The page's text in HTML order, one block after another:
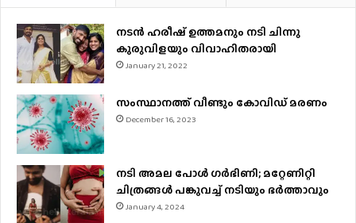
നടന്‍ ഹരീഷ് ഉത്തമനും നടി ചിന്നു
കുരുവിളയും വിവാഹിതരായി
January 21, 2022
സംസ്ഥാനത്ത് വീണ്ടും കോവിഡ് മരണം
December 16, 2023
നടി അമല പോൾ ​ഗർഭിണി; മറ്റേണിറ്റി
ചിത്രങ്ങള്‍ പങ്കുവച്ച് നടിയും ഭർത്താവും
January 4, 2024